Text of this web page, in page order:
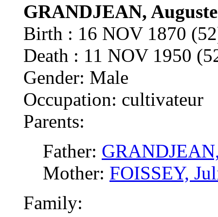
GRANDJEAN,
Birth : 16 NOV 1870
Death : 11 NOV 1950
Gender: Male
Occupation: cultivateur
Parents:
Father:
Mother: FOISSEY,
Family: